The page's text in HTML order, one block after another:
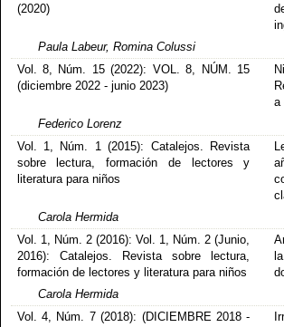
(2020)
Paula Labeur, Romina Colussi
Vol. 8, Núm. 15 (2022): VOL. 8, NÚM. 15
(diciembre 2022 - junio 2023)
a
Federico Lorenz
Vol. 1, Núm. 1 (2015): Catalejos. Revista
sobre lectura, formación de lectores y
literatura para niños
Carola Hermida
Vol. 1, Núm. 2 (2016): Vol. 1, Núm. 2 (Junio,
2016): Catalejos. Revista sobre lectura,
formación de lectores y literatura para niños
Carola Hermida
Vol. 4, Núm. 7 (2018): (DICIEMBRE 2018 -